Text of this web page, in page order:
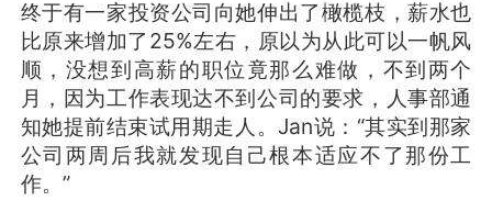
终于有一家投资公司向她伸出了橄榄枝，薪水也
比原来增加了25%左右，原以为从此可以一帆风
顺，没想到高薪的职位竟那么难做，不到两个
月，因为工作表现达不到公司的要求，人事部通
知她提前结束试用期走人。Jan说：“其实到那家
公司两周后我就发现自己根本适应不了那份工
作。”